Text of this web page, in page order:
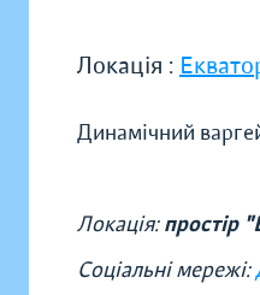
Локація :
Динамічний
Локація:простір
Соціальні мережі: